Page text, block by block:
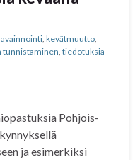
kevätmuutto
tunnistaminen tiedotuksia
Pohjois-
ja esimerkiksi